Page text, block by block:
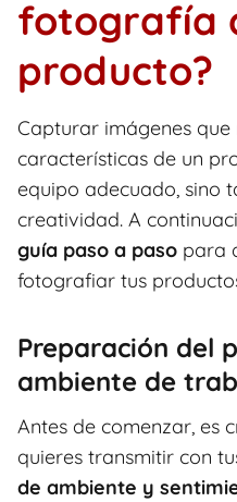
fotografía
producto?
Capturar imágenes
características de un
equipo adecuado, sino
creatividad. A
guía paso a paso para
fotografiar tus
Preparación del
ambiente de
Antes de comenzar, es
quieres transmitir con
de ambiente y